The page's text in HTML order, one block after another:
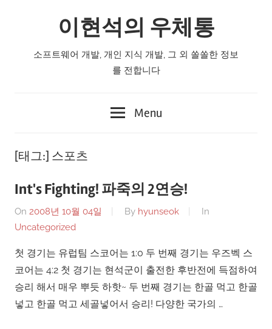
이현석의 우체통
소프트웨어 개발, 개인 지식 개발, 그 외 쏠쏠한 정보
를 전합니다
Menu
[태그:] 스포츠
Int's Fighting! 파죽의 2연승!
On 2008년 10월 04일 By hyunseok
In
Uncategorized
첫 경기는 유럽팀 스코어는 1:0 두 번째 경기는 우즈벡 스
코어는 4:2 첫 경기는 현석군이 출전한 후반전에 득점하여
승리 해서 매우 뿌듯 하핫~ 두 번째 경기는 한골 먹고 한골
넣고 한골 먹고 세골넣어서 승리! 다양한 국가의 …